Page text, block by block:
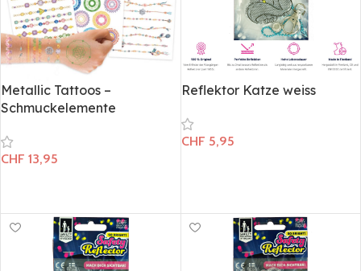
Metallic Tattoos –
Schmuckelemente
CHF 13,95
Reflektor Katze weiss
CHF 5,95